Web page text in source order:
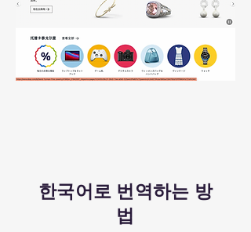
한국어로 번역하는 방
법